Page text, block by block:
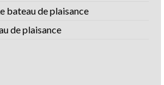
bateau de plaisance
de plaisance